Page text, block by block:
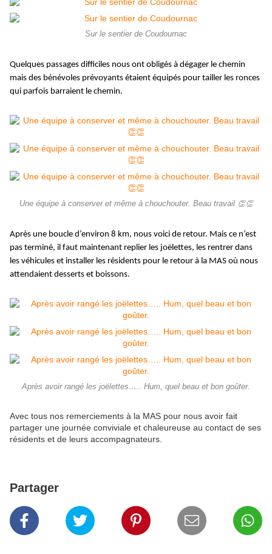
Sur le sentier de Coudournac
Quelques passages difficiles nous ont obligés à dégager le chemin
mais des bénévoles prévoyants étaient équipés pour tailler les ronces
qui parfois barraient le chemin.
Une équipe à conserver et même à chouchouter. Beau travail 👏👏
Après une boucle d’environ 8 km, nous voici de retour. Mais ce n’est
pas terminé, il faut maintenant replier les joëlettes, les rentrer dans
les véhicules et installer les résidents pour le retour à la MAS où nous
attendaient desserts et boissons.
Après avoir rangé les joëlettes….. Hum, quel beau et bon goûter.
Avec tous nos remerciements à la MAS pour nous avoir fait
partager une journée conviviale et chaleureuse au contact de ses
résidents et de leurs accompagnateurs.
Partager